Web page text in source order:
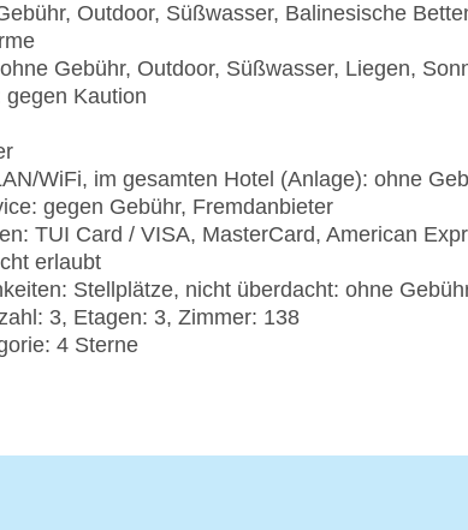
Outdoor, Süßwasser, Balinesische
Gebühr, Outdoor, Süßwasser, Liegen,
gegen Kaution
WiFi, im gesamten Hotel (Anlage): ohne
gegen Gebühr, Fremdanbieter
TUI Card / VISA, MasterCard, American
erlaubt
Stellplätze, nicht überdacht: ohne
3, Etagen: 3, Zimmer: 138
4 Sterne